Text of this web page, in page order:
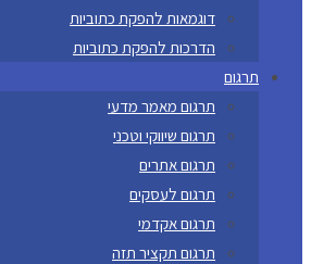
דוגמאות להפקת כתוביות
הדרכות להפקת כתוביות
תרגום
תרגום מאמר מדעי
תרגום שיווקי וטכני
תרגום אתרים
תרגום לעסקים
תרגום אקדמי
תרגום תקציר תזה